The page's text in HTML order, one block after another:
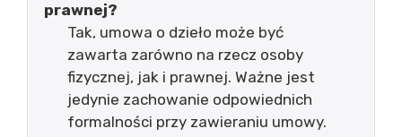
prawnej?
Tak, umowa o dzieło może być
zawarta zarówno na rzecz osoby
fizycznej, jak i prawnej. Ważne jest
jedynie zachowanie odpowiednich
formalności przy zawieraniu umowy.